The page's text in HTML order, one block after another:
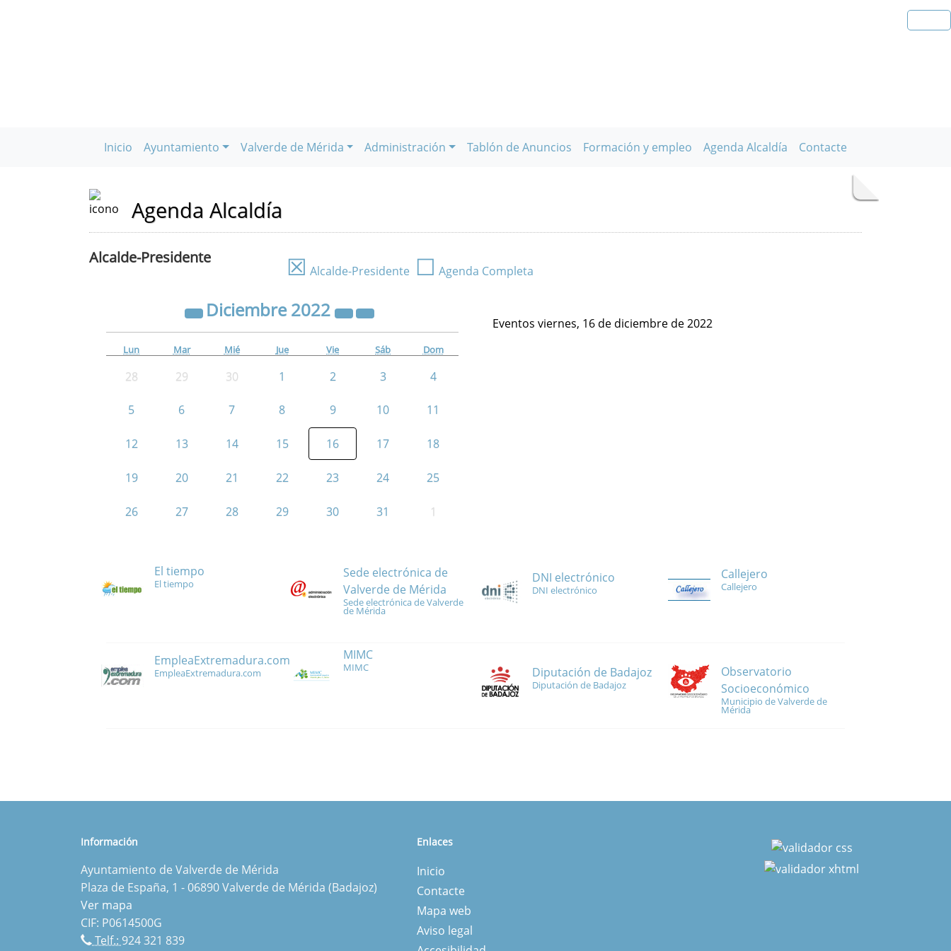
Inicio Ayuntamiento Valverde de Mérida Administración Tablón de Anuncios Formación y empleo Agenda Alcaldía Contacte
Agenda Alcaldía
Alcalde-Presidente ☒ Alcalde-Presidente ☐ Agenda Completa
Diciembre2022
Lun Mar Mié Jue Vie Sáb Dom
28 29 30 1 2 3 4
5 6 7 8 9 10 11
12 13 14 15 16 17 18
19 20 21 22 23 24 25
26 27 28 29 30 31 1
Eventos viernes, 16 de diciembre de 2022
El tiempo
El tiempo
Sede electrónica de
Valverde de Mérida
Sede electrónica de Valverde
de Mérida
DNI electrónico
DNI electrónico
Callejero
Callejero
EmpleaExtremadura.com
EmpleaExtremadura.com
MIMC
MIMC Diputación de Badajoz
Diputación de Badajoz
Observatorio
Socioeconómico
Municipio de Valverde de
Mérida
Información
Ayuntamiento de Valverde de Mérida
Plaza de España, 1 - 06890 Valverde de Mérida (Badajoz)
Ver mapa
CIF: P0614500G
Telf.:924 321 839
Enlaces
Inicio
Contacte
Mapa web
Aviso legal